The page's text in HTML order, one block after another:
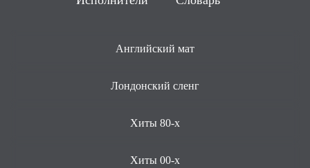
Английский мат
Лондонский сленг
Хиты 80-х
Хиты 00-х